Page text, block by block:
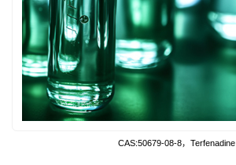
CAS:50679-08-8，Terfenadine